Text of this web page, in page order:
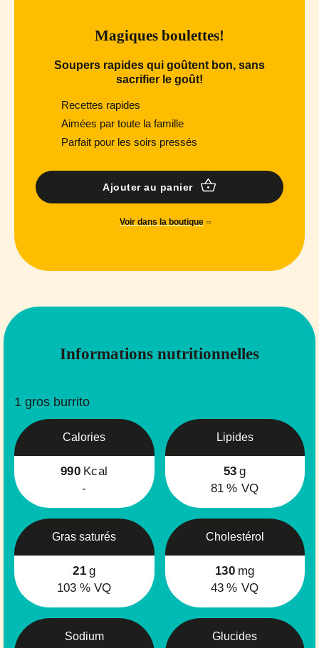
Magiques boulettes!
Soupers rapides qui goûtent bon, sans
sacrifier le goût!
Recettes rapides
Aimées par toute la famille
Parfait pour les soirs pressés
Ajouter au panier
Voir dans la boutique
Informations nutritionnelles
1 gros burrito
Calories
990 Kcal
-
Lipides
53 g
81 % VQ
Gras saturés
21 g
103 % VQ
Cholestérol
130 mg
43 % VQ
Sodium Glucides